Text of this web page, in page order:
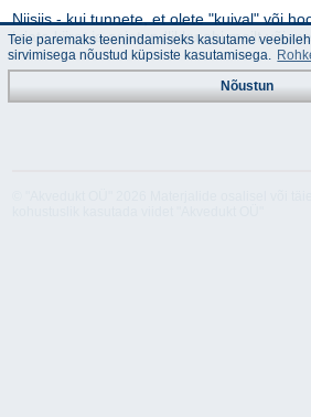
Niisiis - kui tunnete, et olete "kuival" või
leiate kiiret ja asjatundlikku abi meilt või
Teie paremaks teenindamiseks kasutame
sirvimisega nõustud küpsiste kasutamisega.
Nõustun